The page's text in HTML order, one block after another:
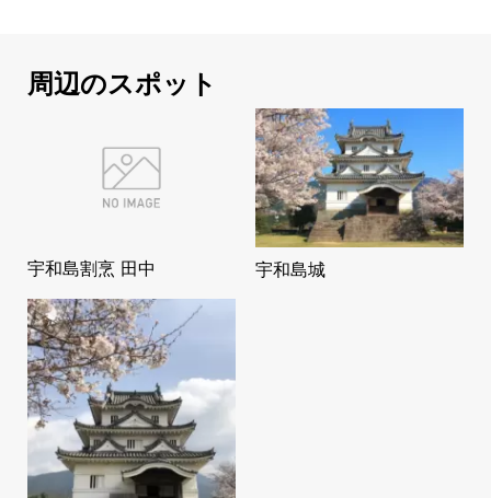
周辺のスポット
宇和島割烹 田中 宇和島城